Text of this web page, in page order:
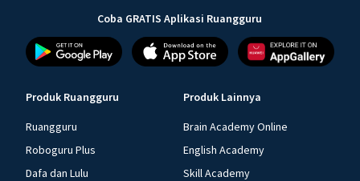
Coba GRATIS Aplikasi Ruangguru
Produk Ruangguru
Ruangguru
Roboguru Plus
Dafa dan Lulu
Produk Lainnya
Brain Academy Online
English Academy
Skill Academy